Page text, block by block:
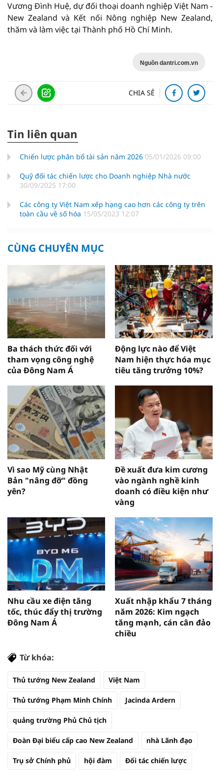
Vương Đình Huệ, dự đối thoại doanh nghiệp Việt Nam -
New Zealand và Kết nối Nông nghiệp New Zealand,
thăm và làm việc tại Thành phố Hồ Chí Minh.
Nguồn dantri.com.vn
CHIA SẺ
Tin liên quan
Chiến lược phân bổ tài sản năm 2026 05/01/2026 09:00
Quỹ đối tác chiến lược cho Doanh nghiệp Nhà nước
30/09/2025 17:00
Các công ty Việt Nam xếp hạng cao hơn các công ty trên
toàn cầu về số hóa 15/05/2023 12:07
CÙNG CHUYÊN MỤC
Ba thách thức đối với
tham vọng công nghệ
của Đông Nam Á
Động lực nào để Việt
Nam hiện thực hóa mục
tiêu tăng trưởng 10%?
Vì sao Mỹ cùng Nhật
Bản "nâng đỡ" đồng
yên?
Đề xuất đưa kim cương
vào ngành nghề kinh
doanh có điều kiện như
vàng
Nhu cầu xe điện tăng
tốc, thúc đẩy thị trường
Đông Nam Á
Xuất nhập khẩu 7 tháng
năm 2026: Kim ngạch
tăng mạnh, cán cân đảo
chiều
Từ khóa:
Thủ tướng New Zealand Việt Nam
Thủ tướng Phạm Minh Chính Jacinda Ardern
quảng trường Phủ Chủ tịch
Đoàn Đại biểu cấp cao New Zealand nhà Lãnh đạo
Trụ sở Chính phủ hội đàm Đối tác chiến lược